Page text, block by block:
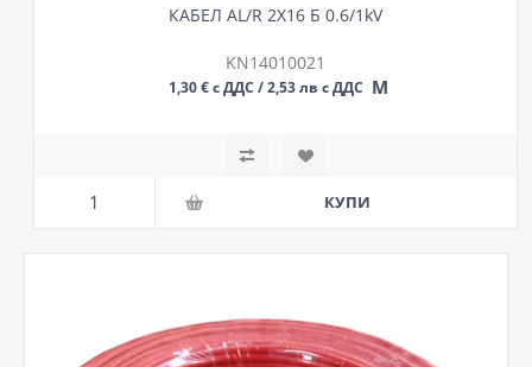
КАБЕЛ AL/R 2Х16 Б 0.6/1kV
KN14010021
1,30 € с ДДС / 2,53 лв с ДДС М